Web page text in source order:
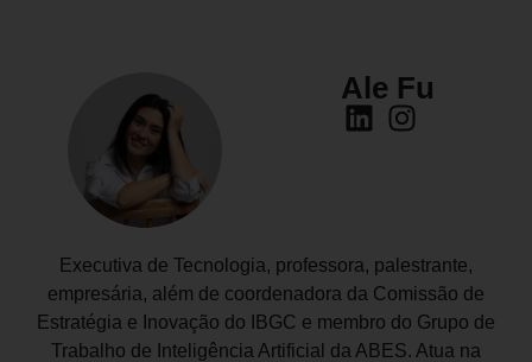
Ale Fu
Executiva de Tecnologia, professora, palestrante,
empresária, além de coordenadora da Comissão de
Estratégia e Inovação do IBGC e membro do Grupo de
Trabalho de Inteligência Artificial da ABES. Atua na